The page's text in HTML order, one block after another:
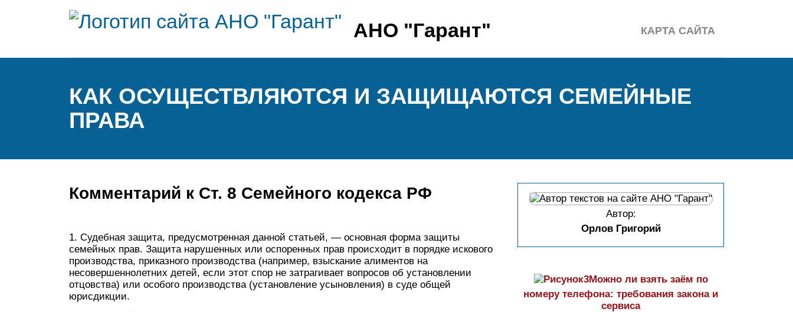
АНО "Гарант" КАРТА САЙТА
КАК ОСУЩЕСТВЛЯЮТСЯ И ЗАЩИЩАЮТСЯ СЕМЕЙНЫЕ
ПРАВА
Комментарий к Ст. 8 Семейного кодекса РФ
1. Судебная защита, предусмотренная данной статьей, — основная форма защиты
семейных прав. Защита нарушенных или оспоренных прав происходит в порядке искового
производства, приказного производства (например, взыскание алиментов на
несовершеннолетних детей, если этот спор не затрагивает вопросов об установлении
отцовства) или особого производства (установление усыновления) в суде общей
юрисдикции.
Автор:
Орлов Григорий
Можно ли взять заём по
номеру телефона: требования закона и
сервиса